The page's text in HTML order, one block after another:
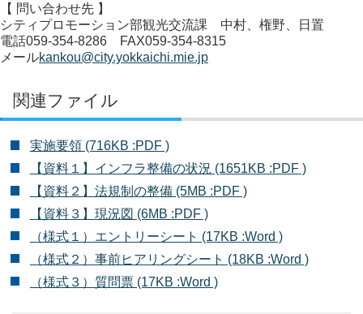
【 問い合わせ先 】
シティプロモーション部観光交流課 中村、権野、日置
電話059-354-8286 FAX059-354-8315
メールkankou@city.yokkaichi.mie.jp
関連ファイル
実施要領 (716KB :PDF )
【資料１】インフラ整備の状況 (1651KB :PDF )
【資料２】法規制の整備 (5MB :PDF )
【資料３】現況図 (6MB :PDF )
（様式１）エントリーシート (17KB :Word )
（様式２）事前ヒアリングシート (18KB :Word )
（様式３）質問票 (17KB :Word )